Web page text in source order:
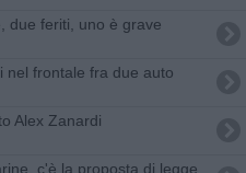
due feriti, uno è grave
nel frontale fra due auto
Alex Zanardi
c'è la proposta di legge